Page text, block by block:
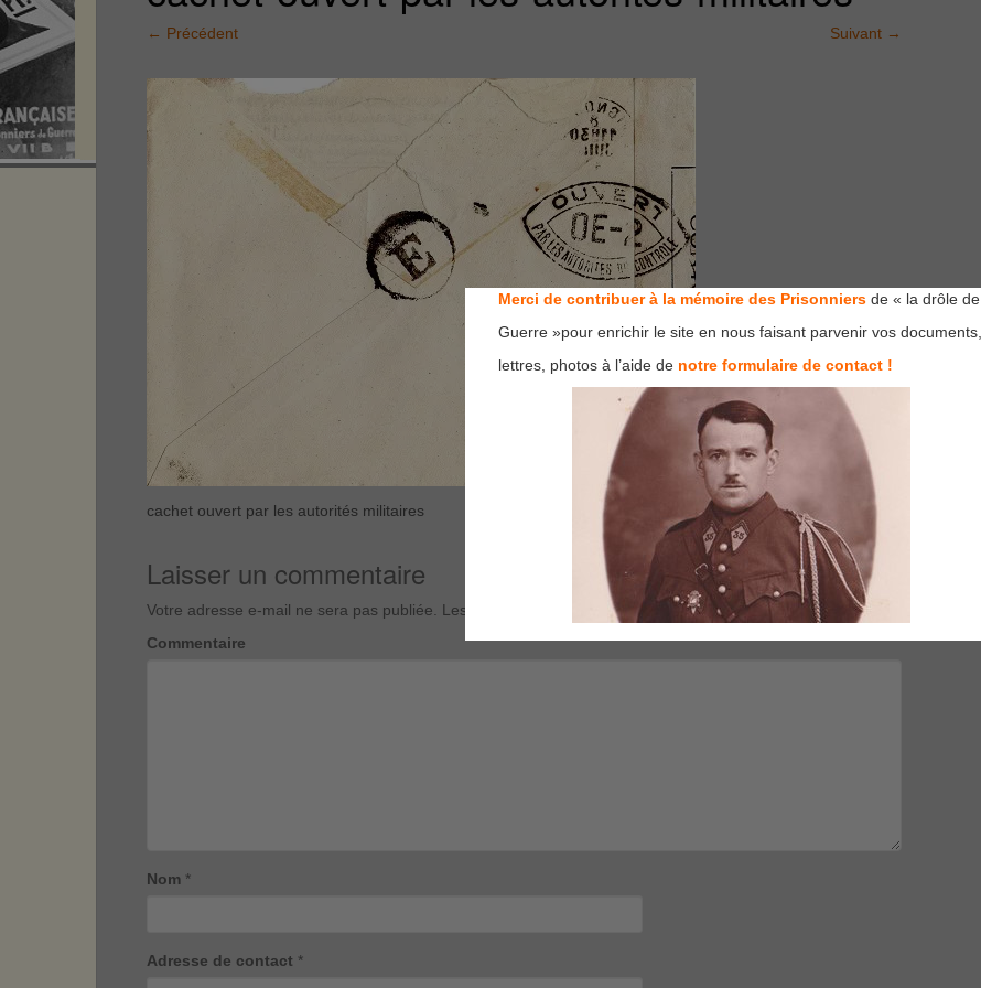
← Précédent Suivant →
cachet ouvert par les autorités militaires
Laisser un commentaire
Votre adresse e-mail ne sera pas publiée. Les champs obligatoires sont indiqués avec*
Commentaire
Nom *
Adresse de contact *
Merci de contribuer à la mémoire des Prisonniers de « la drôle de
Guerre »pour enrichir le site en nous faisant parvenir vos documents,
lettres, photos à l’aide de notre formulaire de contact !